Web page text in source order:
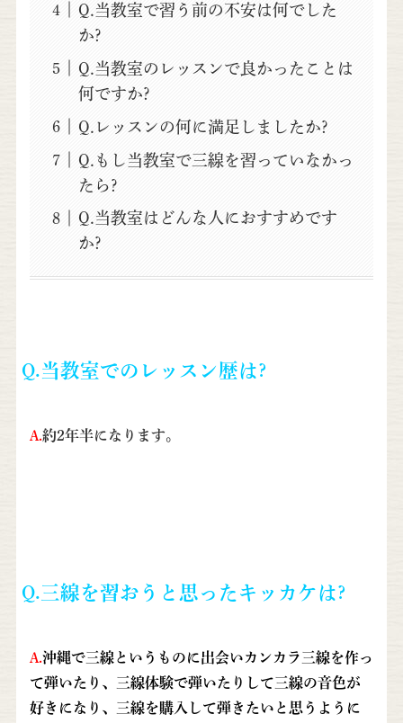
Q.当教室で習う前の不安は何でした
か?
Q.当教室のレッスンで良かったことは
何ですか?
Q.レッスンの何に満足しましたか?
Q.もし当教室で三線を習っていなかっ
たら?
Q.当教室はどんな人におすすめです
か?
Q.当教室でのレッスン歴は?
A.約2年半になります。
Q.三線を習おうと思ったキッカケは?
A.沖縄で三線というものに出会いカンカラ三線を作っ
て弾いたり、三線体験で弾いたりして三線の音色が
好きになり、三線を購入して弾きたいと思うように